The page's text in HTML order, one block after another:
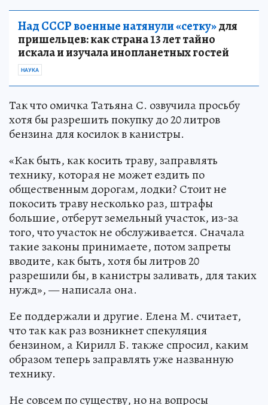
Над СССР военные натянули «сетку»для
пришельцев: как страна 13 лет тайно
искала и изучала инопланетных гостей
НАУКА
Так что омичка Татьяна С. озвучила просьбу
хотя бы разрешить покупку до 20 литров
бензина для косилок в канистры.
«Как быть, как косить траву, заправлять
технику, которая не может ездить по
общественным дорогам, лодки? Стоит не
покосить траву несколько раз, штрафы
большие, отберут земельный участок, из-за
того, что участок не обслуживается. Сначала
такие законы принимаете, потом запреты
вводите, как быть, хотя бы литров 20
разрешили бы, в канистры заливать, для таких
нужд», — написала она.
Ее поддержали и другие. Елена М. считает,
что так как раз возникнет спекуляция
бензином, а Кирилл Б. также спросил, каким
образом теперь заправлять уже названную
технику.
Не совсем по существу, но на вопросы